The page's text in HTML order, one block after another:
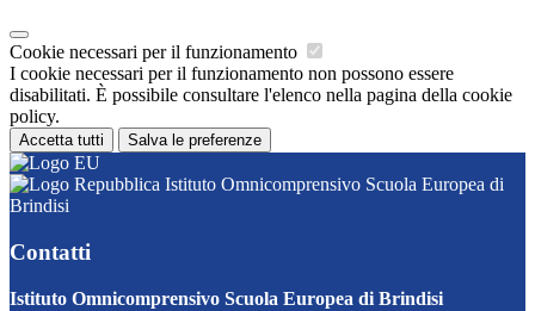
Cookie necessari per il funzionamento
I cookie necessari per il funzionamento non possono essere
disabilitati. È possibile consultare l'elenco nella pagina della cookie
policy.
Accetta tutti Salva le preferenze
Istituto Omnicomprensivo Scuola Europea di
Brindisi
Contatti
Istituto Omnicomprensivo Scuola Europea di Brindisi